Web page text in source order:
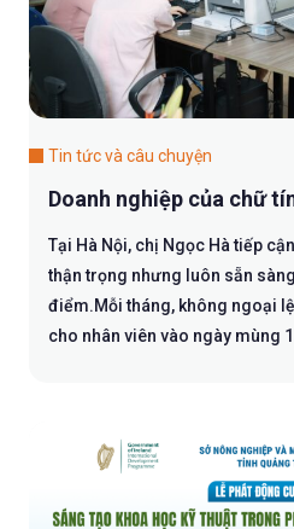
Tin tức và câu chuyện
Doanh nghiệp của chữ
Tại Hà Nội, chị Ngọc Hà tiếp
thận trọng nhưng luôn sẵn
điểm.Mỗi tháng, không ngoại
cho nhân viên vào ngày mùng